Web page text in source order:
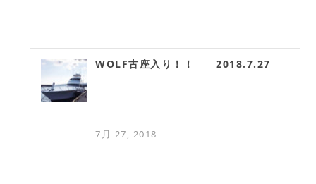
WOLF古座入り！！ 2018.7.27
7月 27, 2018